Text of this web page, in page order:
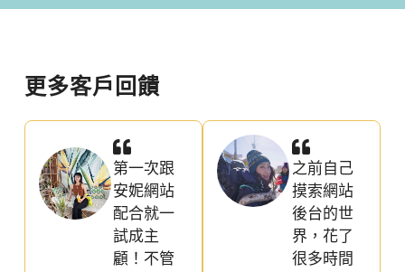
更多客戶回饋
第一次跟
安妮網站
配合就一
試成主
顧！不管
之前自己
摸索網站
後台的世
界，花了
很多時間